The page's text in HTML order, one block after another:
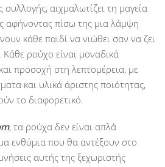
αιχμαλωτίζει τη μαγεία
αφήνοντας πίσω της μια λάμψη
κάθε παιδί να νιώθει σαν να ζει
ρούχο είναι μοναδικά
προσοχή στη λεπτομέρεια, με
και υλικά άριστης ποιότητας,
το διαφορετικό.
, τα ρούχα δεν είναι απλά
ενθύμια που θα αντέξουν στο
αυτής της ξεχωριστής